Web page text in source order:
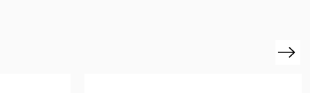
Next